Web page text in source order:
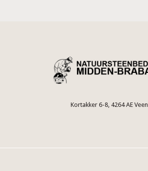
Kortakker 6-8, 4264 AE Veen